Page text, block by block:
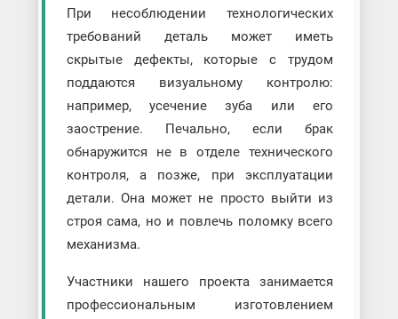
При несоблюдении технологических
требований деталь может иметь
скрытые дефекты, которые с трудом
поддаются визуальному контролю:
например, усечение зуба или его
заострение. Печально, если брак
обнаружится не в отделе технического
контроля, а позже, при эксплуатации
детали. Она может не просто выйти из
строя сама, но и повлечь поломку всего
механизма.
Участники нашего проекта занимается
профессиональным изготовлением